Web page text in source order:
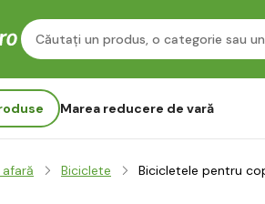
Marea reducere de vară
Biciclete Bicicletele pentru